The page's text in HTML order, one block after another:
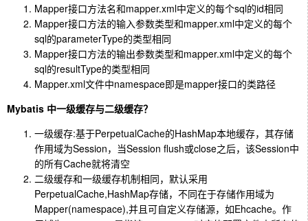
Mapper接口方法名和mapper.xml中定义的每个sql的id相同
Mapper接口方法的输入参数类型和mapper.xml中定义的每个
sql的parameterType的类型相同
Mapper接口方法的输出参数类型和mapper.xml中定义的每个
sql的resultType的类型相同
Mapper.xml文件中namespace即是mapper接口的类路径
Mybatis 中一级缓存与二级缓存？
一级缓存:基于PerpetualCache的HashMap本地缓存，其存储
作用域为Session，当Session flush或close之后，该Session中
的所有Cache就将清空
二级缓存和一级缓存机制相同，默认采用
PerpetualCache,HashMap存储，不同在于存储作用域为
Mapper(namespace),并且可自定义存储源，如Ehcache。作